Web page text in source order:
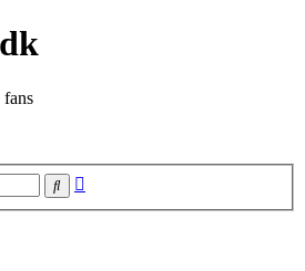
Søg